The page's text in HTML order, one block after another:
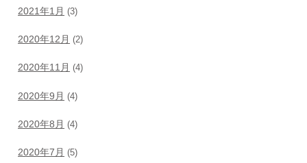
2021年1月 (3)
2020年12月 (2)
2020年11月 (4)
2020年9月 (4)
2020年8月 (4)
2020年7月 (5)